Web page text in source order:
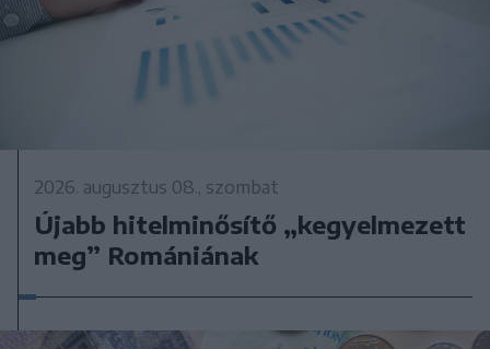
2026. augusztus 08., szombat
Újabb hitelminősítő „kegyelmezett
meg” Romániának